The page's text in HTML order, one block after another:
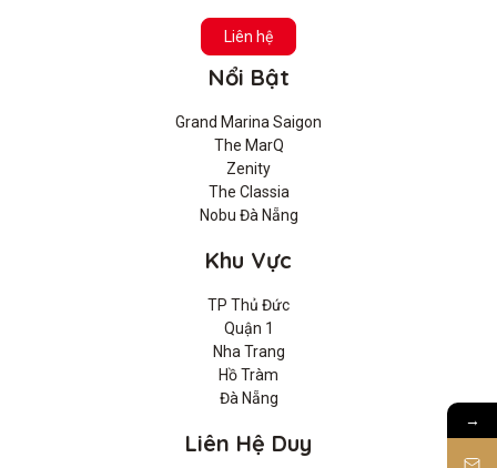
Liên hệ
Nổi Bật
Grand Marina Saigon
The MarQ
Zenity
The Classia
Nobu Đà Nẵng
Khu Vực
TP Thủ Đức
Quận 1
Nha Trang
Hồ Tràm
Đà Nẵng
Liên Hệ Duy
→